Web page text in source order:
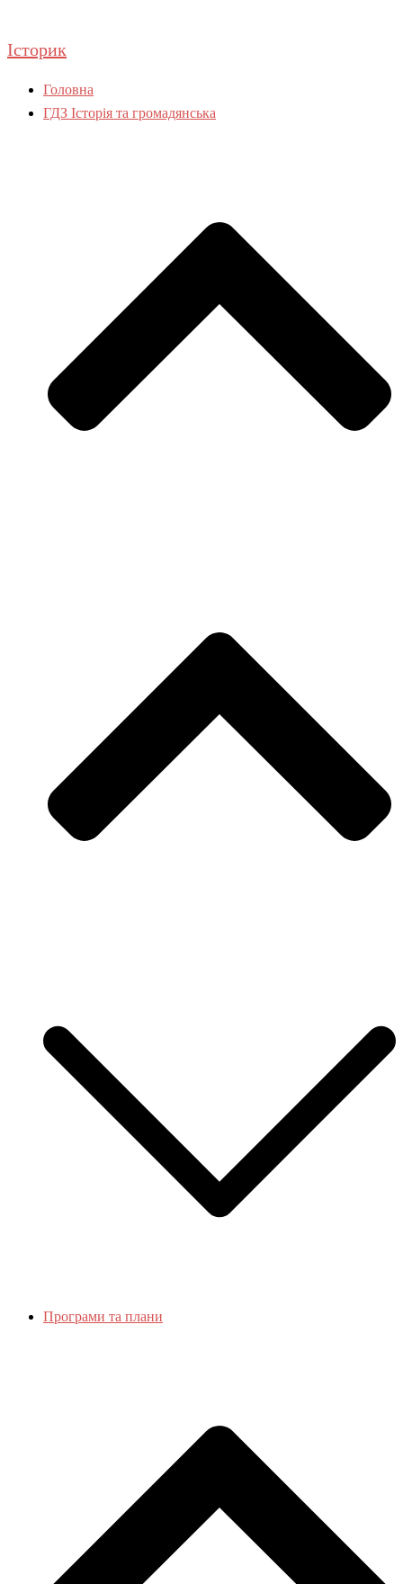
до
вмісту
Історик
Головна
ГДЗ Історія та громадянська
Програми та плани